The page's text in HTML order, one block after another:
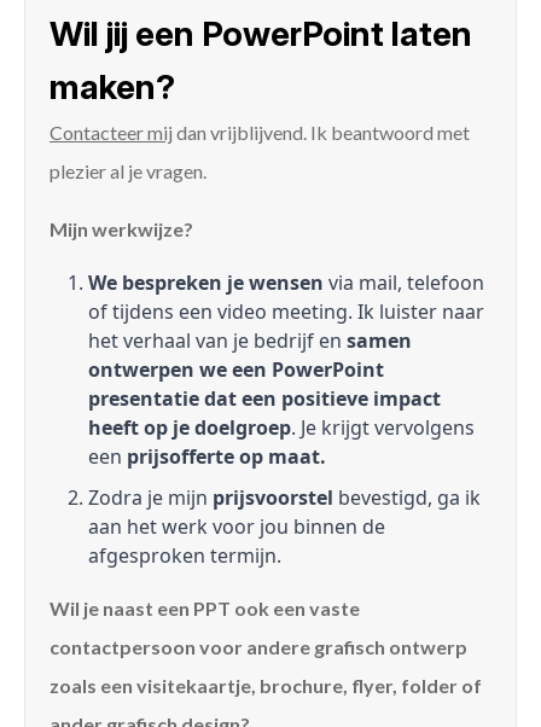
Wil jij een PowerPoint laten
maken?
Contacteer mij dan vrijblijvend. Ik beantwoord met
plezier al je vragen.
Mijn werkwijze?
We bespreken je wensen via mail, telefoon
of tijdens een video meeting. Ik luister naar
het verhaal van je bedrijf en samen
ontwerpen we een PowerPoint
presentatie dat een positieve impact
heeft op je doelgroep. Je krijgt vervolgens
een prijsofferte op maat.
Zodra je mijn prijsvoorstel bevestigd, ga ik
aan het werk voor jou binnen de
afgesproken termijn.
Wil je naast een PPT ook een vaste
contactpersoon voor andere grafisch ontwerp
zoals een visitekaartje, brochure, flyer, folder of